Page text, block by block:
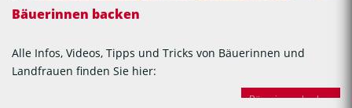
Bäuerinnen backen
Alle Infos, Videos, Tipps und Tricks von Bäuerinnen und
Landfrauen finden Sie hier:
Bäuerinnen backen